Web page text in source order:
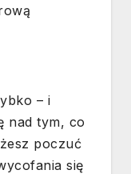
– i
nad tym, co
poczuć
się